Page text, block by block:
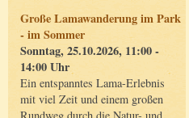
Große Lamawanderung im Park
- im Sommer
Sonntag, 25.10.2026, 11:00 -
14:00 Uhr
Ein entspanntes Lama-Erlebnis
mit viel Zeit und einem großen